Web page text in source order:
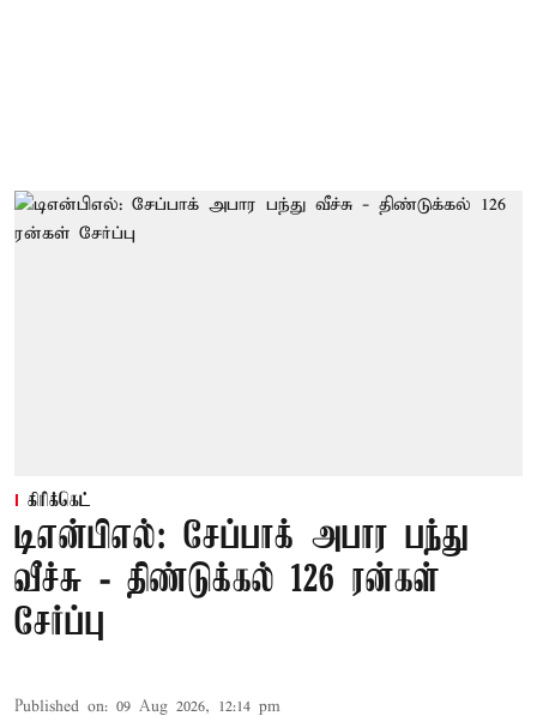
கிரிக்கெட்
டிஎன்பிஎல்: சேப்பாக் அபார பந்து
வீச்சு - திண்டுக்கல் 126 ரன்கள்
சேர்ப்பு
Published on: 09 Aug 2026, 12:14 pm